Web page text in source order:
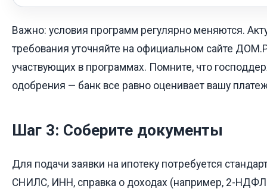
Важно: условия программ регулярно меняются.
требования уточняйте на официальном сайте
участвующих в программах. Помните, что
одобрения — банк все равно оценивает вашу
Шаг 3: Соберите документы
Для подачи заявки на ипотеку потребуется
СНИЛС, ИНН, справка о доходах (например, 2-